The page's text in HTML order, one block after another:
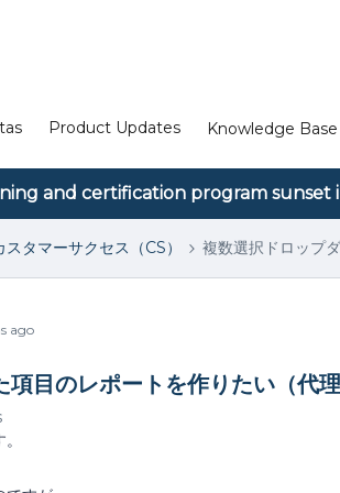
Product Updates Knowledge Base
and certification program sunset
スタマーサクセス（CS） 複数選択ドロップ
ago
目のレポートを作りたい（代理